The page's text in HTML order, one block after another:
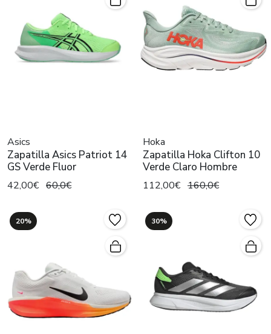
Asics
Zapatilla Asics Patriot 14
GS Verde Fluor
42,00€ 60,0€
Hoka
Zapatilla Hoka Clifton 10
Verde Claro Hombre
112,00€ 160,0€
20% 30%